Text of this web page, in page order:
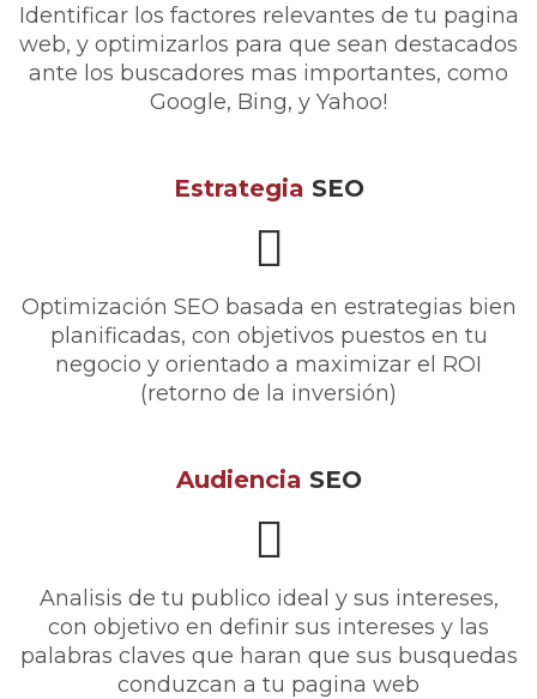
Identificar los factores relevantes de tu pagina
web, y optimizarlos para que sean destacados
ante los buscadores mas importantes, como
Google, Bing, y Yahoo!
Estrategia SEO
Optimización SEO basada en estrategias bien
planificadas, con objetivos puestos en tu
negocio y orientado a maximizar el ROI
(retorno de la inversión)
Audiencia SEO
Analisis de tu publico ideal y sus intereses,
con objetivo en definir sus intereses y las
palabras claves que haran que sus busquedas
conduzcan a tu pagina web